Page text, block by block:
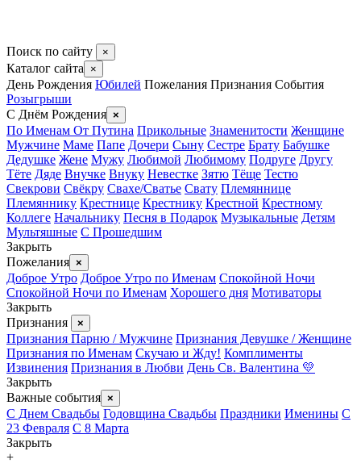
Поиск по сайту ×
Каталог сайта ×
День Рождения Юбилей Пожелания Признания События
Розыгрыши
С Днём Рождения ×
По Именам От Путина Прикольные Знаменитости Женщине
Мужчине Маме Папе Дочери Сыну Сестре Брату Бабушке
Дедушке Жене Мужу Любимой Любимому Подруге Другу
Тёте Дяде Внучке Внуку Невестке Зятю Тёще Тестю
Свекрови Свёкру Свахе/Сватье Свату Племяннице
Племяннику Крестнице Крестнику Крестной Крестному
Коллеге Начальнику Песня в Подарок Музыкальные Детям
Мультяшные С Прошедшим
Закрыть
Пожелания ×
Доброе Утро Доброе Утро по Именам Спокойной Ночи
Спокойной Ночи по Именам Хорошего дня Мотиваторы
Закрыть
Признания
×
Признания Парню / Мужчине Признания Девушке / Женщине
Признания по Именам Скучаю и Жду! Комплименты
Извинения Признания в Любви День Св. Валентина 💛
Закрыть
Важные события ×
С Днем Свадьбы Годовщина Свадьбы Праздники Именины С
23 Февраля С 8 Марта
Закрыть
+